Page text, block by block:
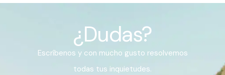
¿Dudas?
Escríbenos y con mucho gusto resolvemos
todas tus inquietudes.